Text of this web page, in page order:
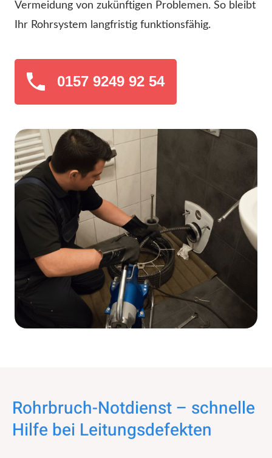
Vermeidung von zukünftigen Problemen. So bleibt
Ihr Rohrsystem langfristig funktionsfähig.
0157 9249 92 54
Rohrbruch-Notdienst – schnelle
Hilfe bei Leitungsdefekten